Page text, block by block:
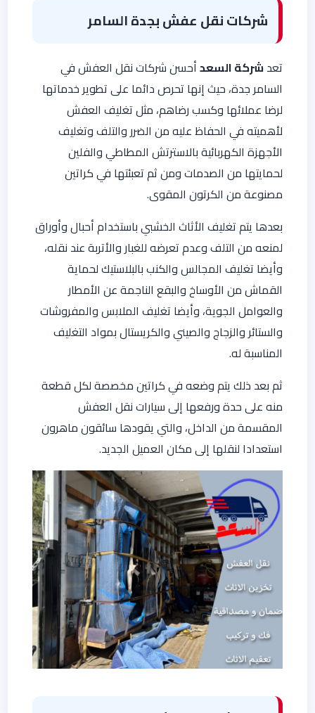
شركات نقل عفش بجدة السامر
تعدشركة السعدأحسن شركات نقل العفش في
السامر جدة، حيث إنها تحرص دائما على تطوير خدماتها
لرضا عملائها وكسب رضاهم، مثل تغليف العفش
لأهميته في الحفاظ عليه من الضرر والتلف وتغليف
الأجهزة الكهربائية بالاسترتش المطاطي والفلين
لحمايتها من الصدمات ومن ثم تعبئتها في كراتين
مصنوعة من الكرتون المقوى.
بعدها يتم تغليف الأثاث الخشبي باستخدام أحبال وأوراق
لمنعه من التلف وعدم تعرضه للغبار والأتربة عند نقله،
وأيضا تغليف المجالس والكنب بالبلاستيك لحماية
القماش من الأوساخ والبقع الناجمة عن الأمطار
والعوامل الجوية، وأيضا تغليف الملابس والمفروشات
والستائر والزجاج والصيني والكريستال بمواد التغليف
المناسبة له.
ثم بعد ذلك يتم وضعه في كراتين مخصصة لكل قطعة
منه على حدة ورفعها إلى سيارات نقل العفش
المقسمة من الداخل، والتي يقودها سائقون ماهرون
استعدادا لنقلها إلى مكان العميل الجديد.